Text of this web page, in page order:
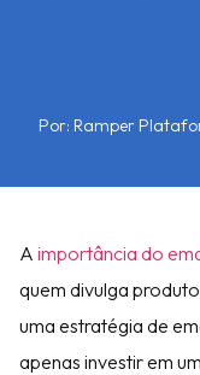
Por: Ramper
A importância do
quem divulga
uma estratégia de
apenas investir em